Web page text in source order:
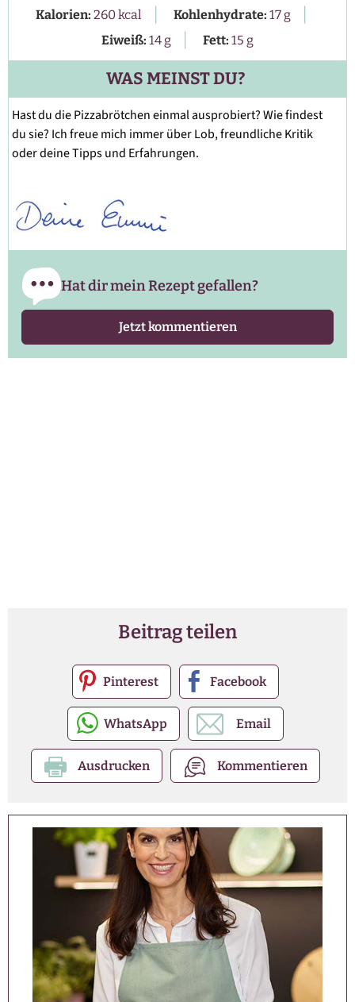
Kalorien: 260kcal | Kohlenhydrate: 17g |
Eiweiß: 14g | Fett: 15 g
WAS MEINST DU?
Hast du die Pizzabrötchen einmal ausprobiert? Wie findest
du sie? Ich freue mich immer über Lob, freundliche Kritik
oder deine Tipps und Erfahrungen.
Hat dir mein Rezept gefallen?
Jetzt kommentieren
Beitrag teilen
Pinterest Facebook
WhatsApp Email
Ausdrucken Kommentieren